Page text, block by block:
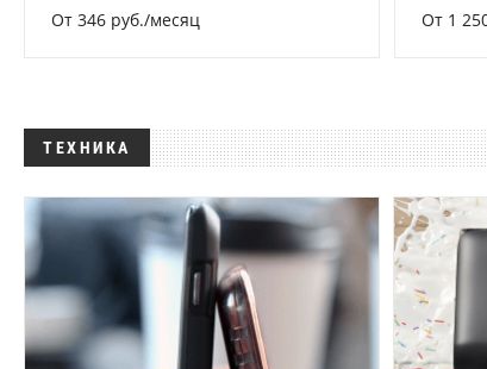
От 346 руб./месяц От 1
ТЕХНИКА